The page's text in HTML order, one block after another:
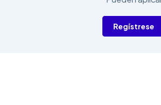
Regístrese